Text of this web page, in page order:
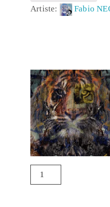
Artiste:
Fabio